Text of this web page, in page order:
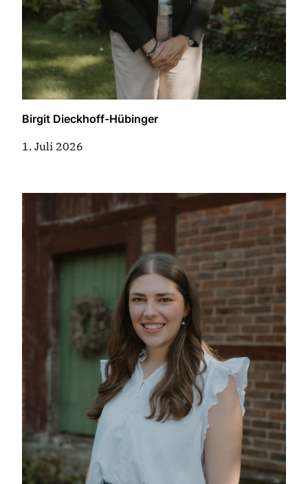
Birgit Dieckhoff-Hübinger
1. Juli 2026